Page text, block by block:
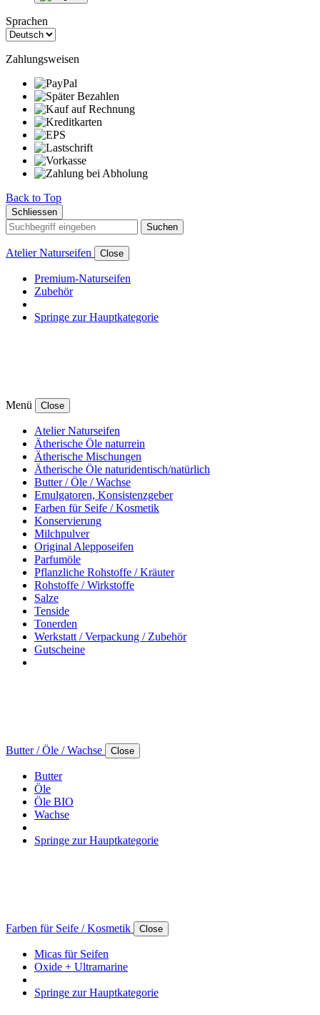
Sprachen
Zahlungsweisen
Back to Top
Schliessen
Suchen
Atelier Naturseifen Close
Premium-Naturseifen
Zubehör
Springe zur Hauptkategorie
Menü Close
Atelier Naturseifen
Ätherische Öle naturrein
Ätherische Mischungen
Ätherische Öle naturidentisch/natürlich
Butter / Öle / Wachse
Emulgatoren, Konsistenzgeber
Farben für Seife / Kosmetik
Konservierung
Milchpulver
Original Alepposeifen
Parfumöle
Pflanzliche Rohstoffe / Kräuter
Rohstoffe / Wirkstoffe
Salze
Tenside
Tonerden
Werkstatt / Verpackung / Zubehör
Gutscheine
Butter / Öle / Wachse Close
Butter
Öle
Öle BIO
Wachse
Springe zur Hauptkategorie
Farben für Seife / Kosmetik Close
Micas für Seifen
Oxide + Ultramarine
Springe zur Hauptkategorie